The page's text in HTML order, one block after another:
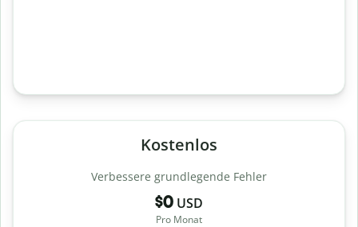
Kostenlos
Verbessere grundlegende Fehler
$0 USD
Pro Monat